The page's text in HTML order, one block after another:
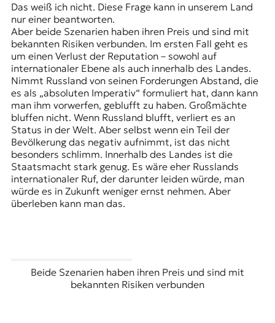
Das weiß ich nicht. Diese Frage kann in unserem Land
nur einer beantworten.
Aber beide Szenarien haben ihren Preis und sind mit
bekannten Risiken verbunden. Im ersten Fall geht es
um einen Verlust der Reputation – sowohl auf
internationaler Ebene als auch innerhalb des Landes.
Nimmt Russland von seinen Forderungen Abstand, die
es als „absoluten Imperativ“ formuliert hat, dann kann
man ihm vorwerfen, geblufft zu haben. Großmächte
bluffen nicht. Wenn Russland blufft, verliert es an
Status in der Welt. Aber selbst wenn ein Teil der
Bevölkerung das negativ aufnimmt, ist das nicht
besonders schlimm. Innerhalb des Landes ist die
Staatsmacht stark genug. Es wäre eher Russlands
internationaler Ruf, der darunter leiden würde, man
würde es in Zukunft weniger ernst nehmen. Aber
überleben kann man das.
Beide Szenarien haben ihren Preis und sind mit
bekannten Risiken verbunden